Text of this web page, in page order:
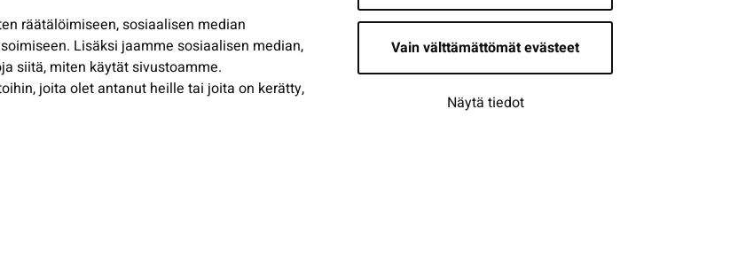
räätälöimiseen, sosiaalisen median
Lisäksi jaamme sosiaalisen median,
siitä, miten käytät sivustoamme.
joita olet antanut heille tai joita on kerätty,
Vain välttämättömät evästeet
Näytä tiedot